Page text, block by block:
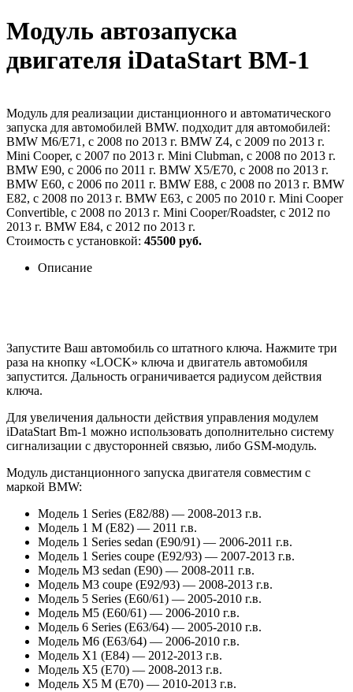
Модуль автозапуска
двигателя iDataStart BM-1
Модуль для реализации дистанционного и автоматического
запуска для автомобилей BMW. подходит для автомобилей:
BMW M6/E71, с 2008 по 2013 г. BMW Z4, с 2009 по 2013 г.
Mini Cooper, с 2007 по 2013 г. Mini Clubman, с 2008 по 2013 г.
BMW E90, с 2006 по 2011 г. BMW X5/E70, с 2008 по 2013 г.
BMW E60, с 2006 по 2011 г. BMW E88, с 2008 по 2013 г. BMW
E82, с 2008 по 2013 г. BMW E63, с 2005 по 2010 г. Mini Cooper
Convertible, с 2008 по 2013 г. Mini Cooper/Roadster, с 2012 по
2013 г. BMW E84, с 2012 по 2013 г.
Стоимость с установкой: 45500 руб.
Описание
Запустите Ваш автомобиль со штатного ключа. Нажмите три
раза на кнопку «LOCK» ключа и двигатель автомобиля
запустится. Дальность ограничивается радиусом действия
ключа.
Для увеличения дальности действия управления модулем
iDataStart Bm-1 можно использовать дополнительно систему
сигнализации с двусторонней связью, либо GSM-модуль.
Модуль дистанционного запуска двигателя совместим с
маркой BMW:
Модель 1 Series (E82/88) — 2008-2013 г.в.
Модель 1 M (E82) — 2011 г.в.
Модель 1 Series sedan (E90/91) — 2006-2011 г.в.
Модель 1 Series coupe (E92/93) — 2007-2013 г.в.
Модель M3 sedan (E90) — 2008-2011 г.в.
Модель M3 coupe (E92/93) — 2008-2013 г.в.
Модель 5 Series (E60/61) — 2005-2010 г.в.
Модель M5 (E60/61) — 2006-2010 г.в.
Модель 6 Series (E63/64) — 2005-2010 г.в.
Модель M6 (E63/64) — 2006-2010 г.в.
Модель X1 (E84) — 2012-2013 г.в.
Модель X5 (E70) — 2008-2013 г.в.
Модель X5 M (E70) — 2010-2013 г.в.